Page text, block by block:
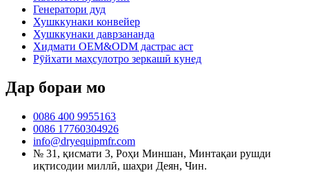
Генератори дуд
Хушккунаки конвейер
Хушккунаки даврзананда
Хидмати OEM&ODM дастрас аст
Рӯйхати маҳсулотро зеркашӣ кунед
Дар бораи мо
0086 400 9955163
0086 17760304926
info@dryequipmfr.com
№ 31, қисмати 3, Роҳи Миншан, Минтақаи рушди
иқтисодии миллӣ, шаҳри Деян, Чин.